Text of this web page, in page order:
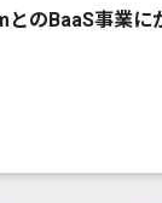
のBaaS事業に